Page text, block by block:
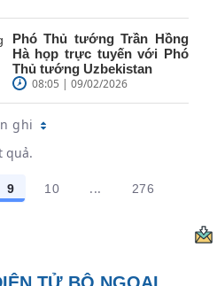
Phó Thủ tướng Trần Hồng
Hà họp trực tuyến với Phó
Thủ tướng Uzbekistan
08:05 | 09/02/2026
ghi
quả.
gian Use TAB to navigate.
trên cổng
Các trang trên cổng
9 Các trang trên cổng
10 ...Trang trung gian
Các trang
276
TỬ BỘ NGOẠI